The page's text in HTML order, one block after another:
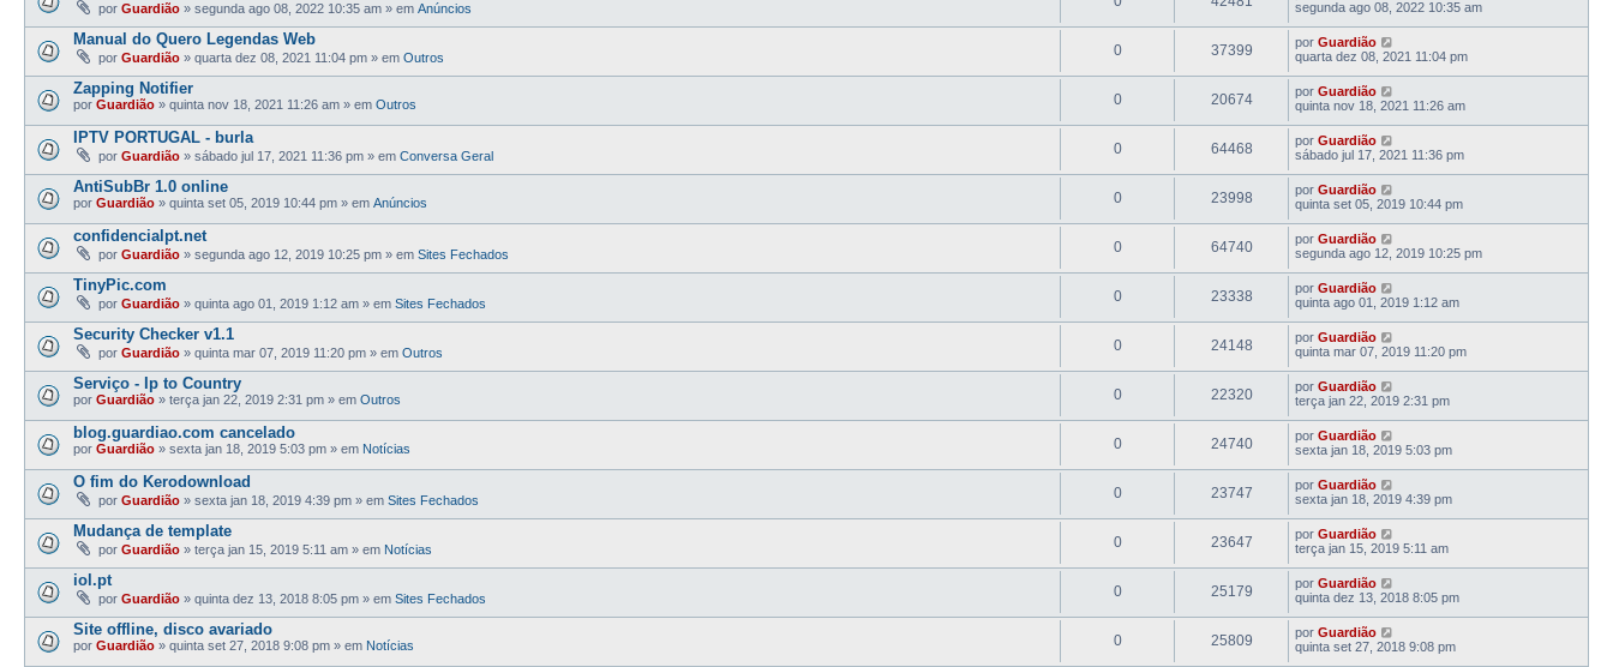
por Guardião » segunda ago 08, 2022 10:35 am » em Anúncios
segunda ago 08, 2022 10:35 am
Manual do Quero Legendas Web
por Guardião » quarta dez 08, 2021 11:04 pm » em Outros 0 37399 por Guardião
quarta dez 08, 2021 11:04 pm
Zapping Notifier
por Guardião » quinta nov 18, 2021 11:26 am » em Outros 0 20674 por Guardião
quinta nov 18, 2021 11:26 am
IPTV PORTUGAL - burla
por Guardião » sábado jul 17, 2021 11:36 pm » em Conversa Geral 0 64468 por Guardião
sábado jul 17, 2021 11:36 pm
AntiSubBr 1.0 online
por Guardião » quinta set 05, 2019 10:44 pm » em Anúncios 0 23998 por Guardião
quinta set 05, 2019 10:44 pm
confidencialpt.net
por Guardião » segunda ago 12, 2019 10:25 pm » em Sites Fechados 0 64740 por Guardião
segunda ago 12, 2019 10:25 pm
TinyPic.com
por Guardião » quinta ago 01, 2019 1:12 am » em Sites Fechados 0 23338 por Guardião
quinta ago 01, 2019 1:12 am
Security Checker v1.1
por Guardião » quinta mar 07, 2019 11:20 pm » em Outros 0 24148 por Guardião
quinta mar 07, 2019 11:20 pm
Serviço - Ip to Country
por Guardião » terça jan 22, 2019 2:31 pm » em Outros 0 22320 por Guardião
terça jan 22, 2019 2:31 pm
blog.guardiao.com cancelado
por Guardião » sexta jan 18, 2019 5:03 pm » em Notícias 0 24740 por Guardião
sexta jan 18, 2019 5:03 pm
O fim do Kerodownload
por Guardião » sexta jan 18, 2019 4:39 pm » em Sites Fechados 0 23747 por Guardião
sexta jan 18, 2019 4:39 pm
Mudança de template
por Guardião » terça jan 15, 2019 5:11 am » em Notícias 0 23647 por Guardião
terça jan 15, 2019 5:11 am
iol.pt
por Guardião » quinta dez 13, 2018 8:05 pm » em Sites Fechados 0 25179 por Guardião
quinta dez 13, 2018 8:05 pm
Site offline, disco avariado
por Guardião » quinta set 27, 2018 9:08 pm » em Notícias 0 25809 por Guardião
quinta set 27, 2018 9:08 pm